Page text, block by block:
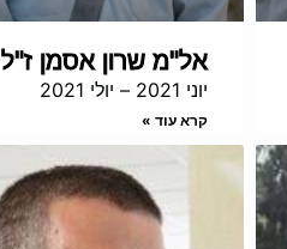
אל"מ שרון אסמן ז"ל
יוני 2021 – יולי 2021
קרא עוד »